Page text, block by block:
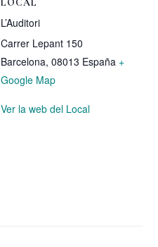
LOCAL
L’Auditori
Carrer Lepant 150
Barcelona, 08013 España +
Google Map
Ver la web del Local